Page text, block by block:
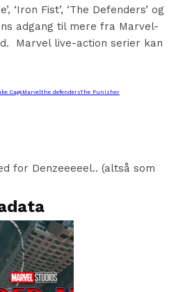
‘Iron Fist’, ‘The Defenders’ og
adgang til mere fra Marvel-
Marvel live-action serier kan
CageMarvel the defendersThe Punisher
for Denzeeeeel.. (altså som